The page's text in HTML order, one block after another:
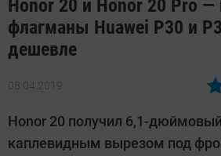
Honor 20 и Honor 20 Pro —
флагманы Huawei P30 и
дешевле
08.04.2019
Автор:
Кошик
Honor 20 получил 6,1-
каплевидным вырезом под